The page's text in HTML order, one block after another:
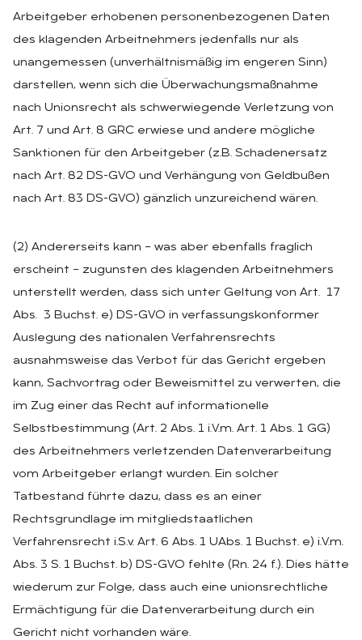
Arbeitgeber erhobenen personenbezogenen Daten
des klagenden Arbeitnehmers jedenfalls nur als
unangemessen (unverhältnismäßig im engeren Sinn)
darstellen, wenn sich die Überwachungsmaßnahme
nach Unionsrecht als schwerwiegende Verletzung von
Art. 7 und Art. 8 GRC erwiese und andere mögliche
Sanktionen für den Arbeitgeber (z.B. Schadenersatz
nach Art. 82 DS-GVO und Verhängung von Geldbußen
nach Art. 83 DS-GVO) gänzlich unzureichend wären.
(2) Andererseits kann – was aber ebenfalls fraglich
erscheint – zugunsten des klagenden Arbeitnehmers
unterstellt werden, dass sich unter Geltung von Art. 17
Abs. 3 Buchst. e) DS-GVO in verfassungskonformer
Auslegung des nationalen Verfahrensrechts
ausnahmsweise das Verbot für das Gericht ergeben
kann, Sachvortrag oder Beweismittel zu verwerten, die
im Zug einer das Recht auf informationelle
Selbstbestimmung (Art. 2 Abs. 1 i.V.m. Art. 1 Abs. 1 GG)
des Arbeitnehmers verletzenden Datenverarbeitung
vom Arbeitgeber erlangt wurden. Ein solcher
Tatbestand führte dazu, dass es an einer
Rechtsgrundlage im mitgliedstaatlichen
Verfahrensrecht i.S.v. Art. 6 Abs. 1 UAbs. 1 Buchst. e) i.V.m.
Abs. 3 S. 1 Buchst. b) DS-GVO fehlte (Rn. 24 f.). Dies hätte
wiederum zur Folge, dass auch eine unionsrechtliche
Ermächtigung für die Datenverarbeitung durch ein
Gericht nicht vorhanden wäre.